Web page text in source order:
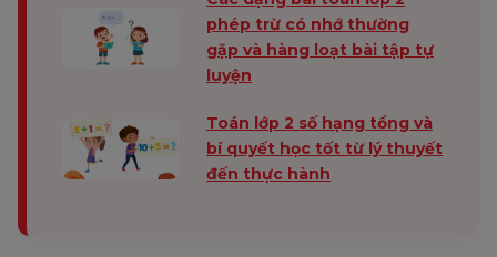
phép trừ có nhớ thường
gặp và hàng loạt bài tập tự
luyện
Toán lớp 2 số hạng tổng và
bí quyết học tốt từ lý thuyết
đến thực hành